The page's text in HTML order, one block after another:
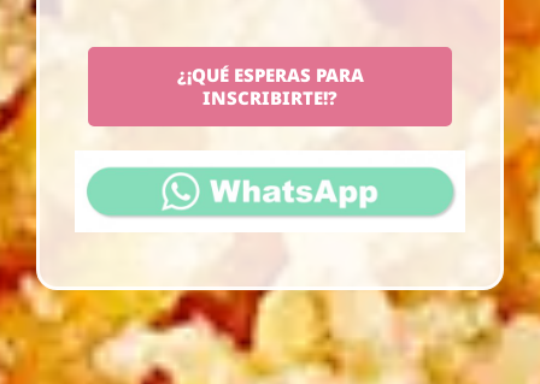
¿¡QUÉ ESPERAS PARA
INSCRIBIRTE!?